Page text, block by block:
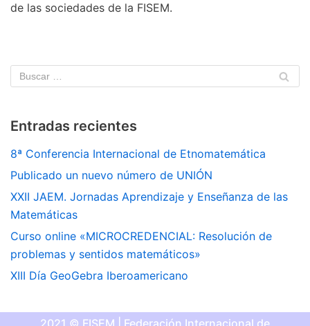
de las sociedades de la FISEM.
Entradas recientes
8ª Conferencia Internacional de Etnomatemática
Publicado un nuevo número de UNIÓN
XXII JAEM. Jornadas Aprendizaje y Enseñanza de las
Matemáticas
Curso online «MICROCREDENCIAL: Resolución de
problemas y sentidos matemáticos»
XIII Día GeoGebra Iberoamericano